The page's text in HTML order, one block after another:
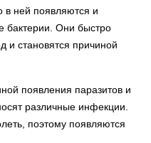
в ней появляются и
бактерии. Они быстро
и становятся причиной
появления паразитов и
различные инфекции.
поэтому появляются